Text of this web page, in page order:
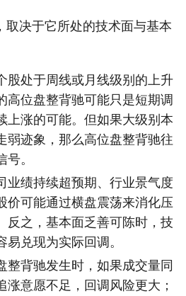
取决于它所处的技术面与基本
股处于周线或月线级别的上升
高位盘整背驰可能只是短期调
上涨的可能。但如果大级别本
弱迹象，那么高位盘整背驰往
。
业绩持续超预期、行业景气度
价可能通过横盘震荡来消化压
反之，基本面乏善可陈时，技
兑现为实际回调。
整背驰发生时，如果成交量同
涨意愿不足，回调风险更大；